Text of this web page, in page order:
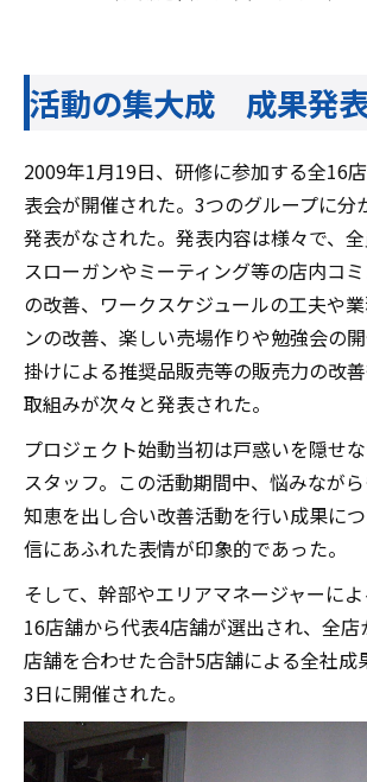
活動の集大成 成果発
2009年1月19日、研修に参加する全16
表会が開催された。3つのグループに分
発表がなされた。発表内容は様々で、
スローガンやミーティング等の店内コ
の改善、ワークスケジュールの工夫や
ンの改善、楽しい売場作りや勉強会の
掛けによる推奨品販売等の販売力の改
取組みが次々と発表された。
プロジェクト始動当初は戸惑いを隠せ
スタッフ。この活動期間中、悩みなが
知恵を出し合い改善活動を行い成果に
信にあふれた表情が印象的であった。
そして、幹部やエリアマネージャーに
16店舗から代表4店舗が選出され、全店
店舗を合わせた合計5店舗による全社成
3日に開催された。